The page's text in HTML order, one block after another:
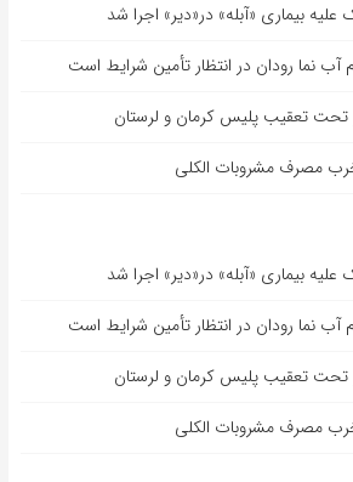
بیماری «آبله» در«دیر» اجرا شد
آب نما رودان در انتظار تأمین شرایط است
تعقیب پلیس کرمان و لرستان
مصرف مشروبات الکلی
بیماری «آبله» در«دیر» اجرا شد
آب نما رودان در انتظار تأمین شرایط است
تعقیب پلیس کرمان و لرستان
مصرف مشروبات الکلی